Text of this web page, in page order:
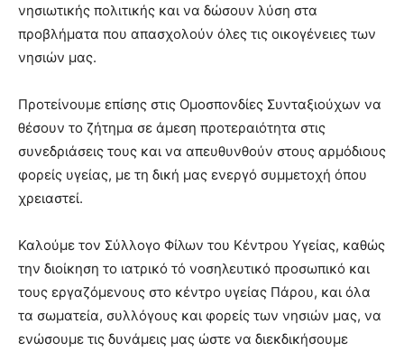
νησιωτικής πολιτικής και να δώσουν λύση στα
προβλήματα που απασχολούν όλες τις οικογένειες των
νησιών μας.
Προτείνουμε επίσης στις Ομοσπονδίες Συνταξιούχων να
θέσουν το ζήτημα σε άμεση προτεραιότητα στις
συνεδριάσεις τους και να απευθυνθούν στους αρμόδιους
φορείς υγείας, με τη δική μας ενεργό συμμετοχή όπου
χρειαστεί.
Καλούμε τον Σύλλογο Φίλων του Κέντρου Υγείας, καθώς
την διοίκηση το ιατρικό τό νοσηλευτικό προσωπικό και
τους εργαζόμενους στο κέντρο υγείας Πάρου, και όλα
τα σωματεία, συλλόγους και φορείς των νησιών μας, να
ενώσουμε τις δυνάμεις μας ώστε να διεκδικήσουμε